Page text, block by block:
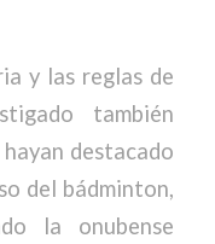
y las reglas de
también
destacado
del bádminton,
la onubense